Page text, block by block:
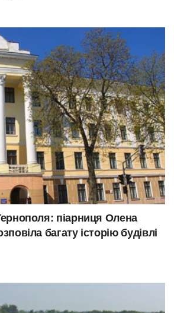
піарниця Олена
багату історію будівлі